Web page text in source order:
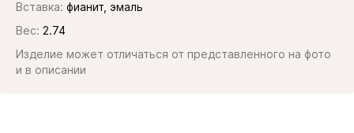
Вставка: фианит, эмаль
Вес: 2.74
Изделие может отличаться от представленного на фото
и в описании